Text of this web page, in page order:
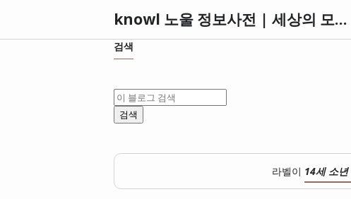
knowl 노울 정보사전 | 세상의 모든 정보와 지식 아카이브
검색
라벨이 14세 소년